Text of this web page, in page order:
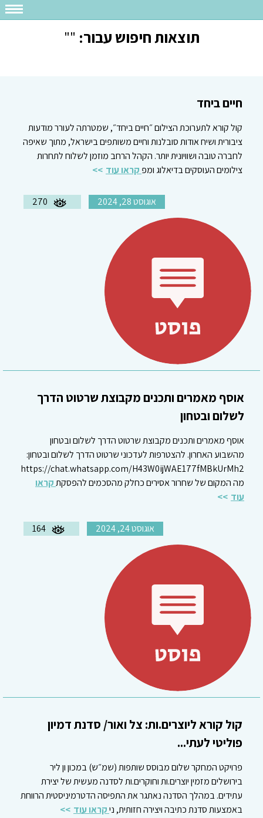
תוצאות חיפוש עבור: ""
חיים ביחד
קול קורא לתערוכת הצילום ״חיים ביחד״, שמטרתה לעורר מודעות
ציבורית ושיח אודות סובלנות וחיים משותפים בישראל, מתוך שאיפה
לחברה טובה ושוויונית יותר. הקהל הרחב מוזמן לשלוח לתחרות
צילומים העוסקים בדיאלוג ומפ קראו עוד
אוגוסט 28, 2024 270
אוסף מאמרים ותכנים מקבוצת שרטוט הדרך
לשלום ובטחון
אוסף מאמרים ותכנים מקבוצת שרטוט הדרך לשלום ובטחון
מהשבוע האחרון. להצטרפות לעדכוני שרטוט הדרך לשלום ובטחון:
https://chat.whatsapp.com/H43W0ijWAE177fMBkUrMh2
מה המקום של שחרור אסירים כחלק מהסכמים להפסקתקראו
עוד
אוגוסט 24, 2024 164
קול קורא ליוצרים.ות: צל ואור/ סדנת דמיון
פוליטי לעתי...
פרויקט המחקר שלום מבוסס שותפות (שמ״ש) במכון ון ליר
בירושלים מזמין יוצרים.ות וחוקרים.ות לסדנה מעשית של יצירת
עתידים. במהלך הסדנה נאתגר את התפיסה הדטרמיניסטית הרווחת
באמצעות סדנת כתיבה ויצירה חזותית, ניקראו עוד